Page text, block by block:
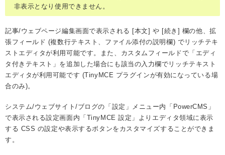
非表示となり使用できません。
記事/ウェブページ編集画面で表示される [本文] や [続き] 欄の他、拡
張フィールド (複数行テキスト、ファイル添付の説明欄) でリッチテキ
ストエディタが利用可能です。また、カスタムフィールドで「エディ
タ付きテキスト」を追加した場合にも該当の入力欄でリッチテキスト
エディタが利用可能です (TinyMCE プラグインが有効になっている場
合のみ)。
システム/ウェブサイト/ブログの「設定」メニュー内「PowerCMS」
で表示される設定画面内「TinyMCE 設定」よりエディタ領域に表示
する CSS の設定や表示するボタンをカスタマイズすることができま
す。